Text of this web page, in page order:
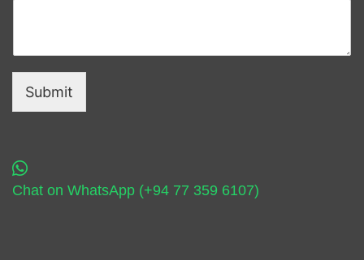
Submit
Chat on WhatsApp (+94 77 359 6107)